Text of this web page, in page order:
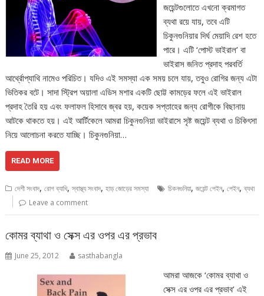
জয়েন্টগুলোতে এখনো ক্রমাগত
ব্যথা রয়ে যায়, তবে এটি
চিকুনগুনিয়ার দির্ঘ মেয়াদি রেশ হতে
পারে। এটি ‘পোস্ট ভাইরাল’ বা
ভাইরাস জনিত প্রদাহ পরবর্তি
আর্থ্রোপ্যাথি নামেও পরিচিত। যদিও এই সমস্যা এক সময় চলে যায়, তবুও রোগির জন্য এটা
ভিতিকর বটে। সাদা স্ট্রিপ অয়ালা এডিস মশার একটি ছোট্ট কামড়ের ফলে এই ভাইরাল
প্রদাহ তৈরি হয় এবং ফলাফল হিসাবে জ্বর হয়, কয়েক সপ্তাহের জন্য রোগীকে বিছানায়
আটকে থাকতে হয়। এই আর্টিকেলে আমরা চিকুনগুনিয়া ভাইরাসে সৃষ্ট জয়েন্ট ব্যথা ও চিকিৎসা
নিয়ে আলোচনা করতে যাচ্ছি। চিকুনগুনিয়া…
READ MORE
দেশী সংবাদ,রোগ ব্যাধি,স্বাস্থ্য সংবাদ,হাড় জোড়ের সমস্যা চিকনগুনিয়া,জয়েন্ট পেইন,পেইন,ব্যথা
Leave a comment
কোমর ব্যাথা ও সেক্স এর ওপর এর প্রভাব
June 25, 2012 sasthabangla
আমরা আজকে ‘কোমর ব্যাথা ও
সেক্স এর ওপর এর প্রভাব’ এই